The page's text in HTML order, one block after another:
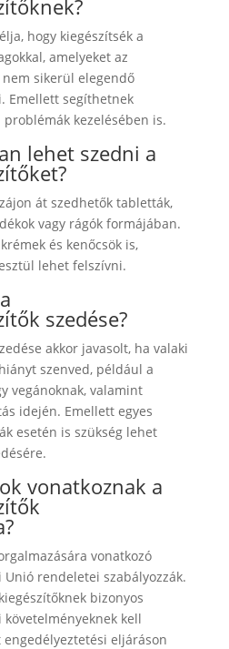
hogy kiegészítsék a
amelyeket az
sikerül elegendő
Emellett segíthetnek
problémák kezelésében is.
lehet szedni a
át szedhetők tabletták,
vagy rágók formájában.
és kenőcsök is,
lehet felszívni.
szedése?
akkor javasolt, ha valaki
szenved, például a
vegánoknak, valamint
idején. Emellett egyes
esetén is szükség lehet
vonatkoznak a
vonatkozó
rendeletei szabályozzák.
bizonyos
kell
eljáráson